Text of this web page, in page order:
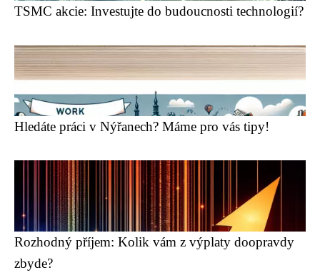
TSMC akcie: Investujte do budoucnosti technologií?
Hledáte práci v Nýřanech? Máme pro vás tipy!
Rozhodný příjem: Kolik vám z výplaty doopravdy
zbyde?